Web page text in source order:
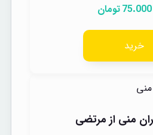
75.000تومان
خرید
منی از مرتضی